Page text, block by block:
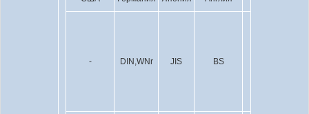
- DIN,WNr JIS BS